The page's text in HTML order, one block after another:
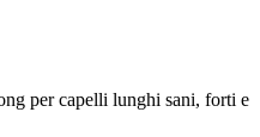
per capelli lunghi sani, forti e